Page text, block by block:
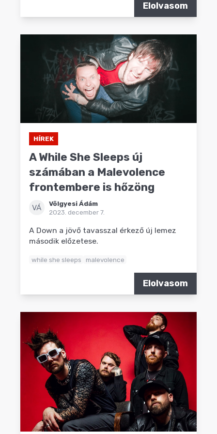
Elolvasom
HÍREK
A While She Sleeps új
számában a Malevolence
frontembere is hőzöng
VÁ
Völgyesi Ádám
2023. december 7.
A Down a jövő tavasszal érkező új lemez
második előzetese.
while she sleeps malevolence
Elolvasom